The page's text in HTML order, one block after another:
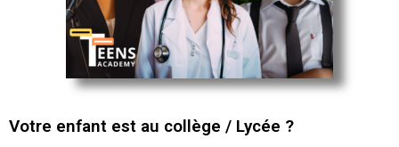
Votre enfant est au collège / Lycée ?